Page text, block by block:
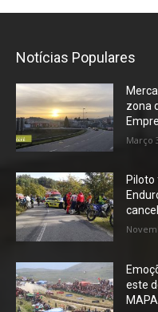
Notícias Populares
zona
Março
este